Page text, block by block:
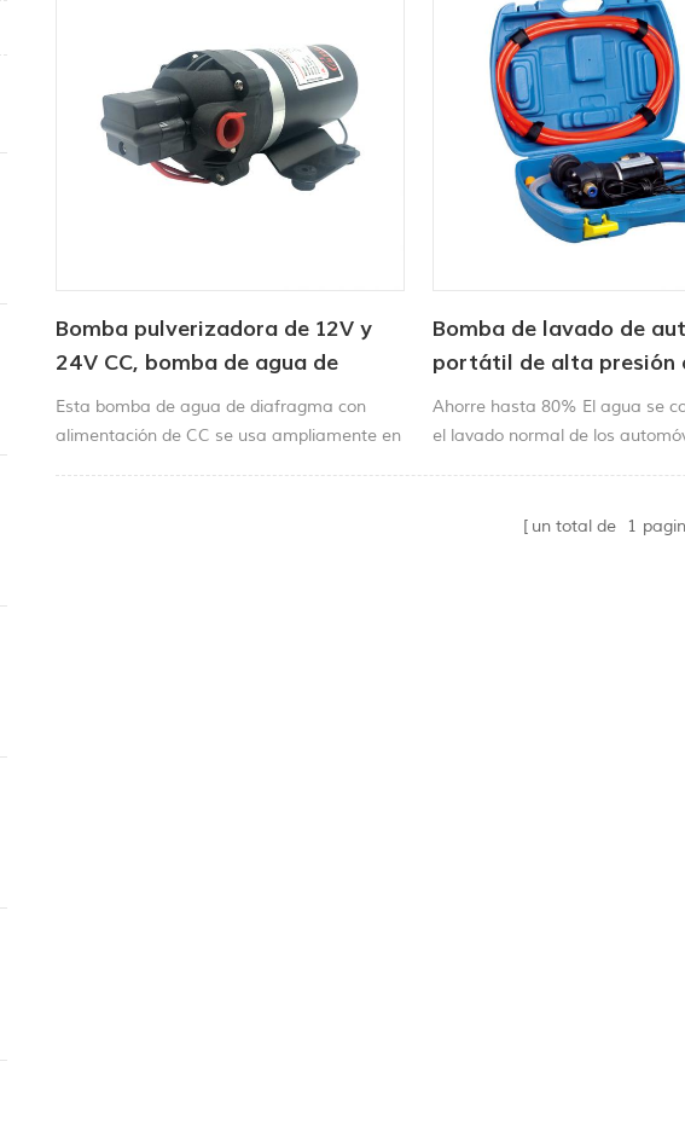
Bomba pulverizadora de 12V y
24V CC, bomba de agua de
diafragma con alimentación CC
Esta bomba de agua de diafragma con
alimentación de CC se usa ampliamente en
Bomba de lavado de
portátil de alta presión
pistola de manguera de
Ahorre hasta 80% El agua se
el lavado normal de los
presión de agua, haga el lavado
un total de 1